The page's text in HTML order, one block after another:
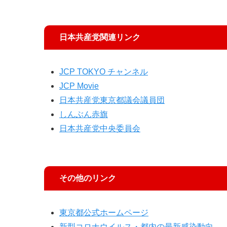
日本共産党関連リンク
JCP TOKYO チャンネル
JCP Movie
日本共産党東京都議会議員団
しんぶん赤旗
日本共産党中央委員会
その他のリンク
東京都公式ホームページ